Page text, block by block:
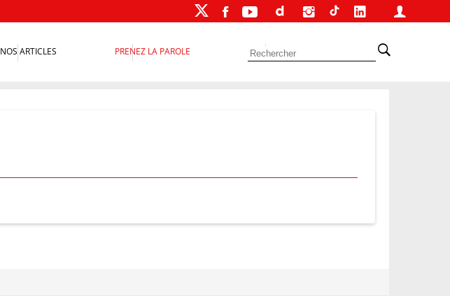
NOS ARTICLES PRENEZ LA PAROLE